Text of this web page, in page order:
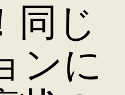
同じ
ンに